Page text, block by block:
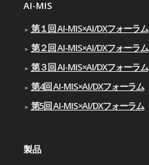
AI-MIS
第１回 AI-MIS×AI/DXフォーラム
第２回 AI-MIS×AI/DXフォーラム
第３回 AI-MIS×AI/DXフォーラム
第4回 AI-MIS×AI/DXフォーラム
第5回 AI-MIS×AI/DXフォーラム
製品